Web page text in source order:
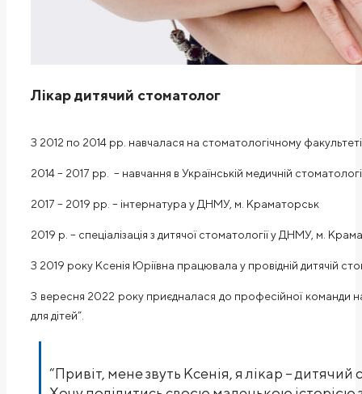
Лікар дитячий стоматолог
З 2012 по 2014 рр. навчалася на стоматологічному
2014 – 2017 рр. – навчання в Українській медичній
2017 – 2019 рр. – інтернатура у ДНМУ, м. Краматорськ
2019 р. – спеціалізація з дитячої стоматології у ДНМУ, м.
З 2019 року Ксенія Юріївна працювала у провідній дитячій
З вересня 2022 року приєдналася до професійної команди
для дітей”.
“Привіт, мене звуть Ксенія, я лікар – дитячий